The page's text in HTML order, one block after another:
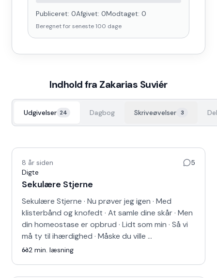
Publiceret: 0Afgivet: 0Modtaget: 0
Beregnet for seneste100 dage
Indhold fra Zakarias Suviér
Udgivelser 24 Dagbog Skriveøvelser 3
8 år siden
5
Digte
Sekulære Stjerne
Sekulære Stjerne · Nu prøver jeg igen · Med
klisterbånd og knofedt · At samle dine skår · Men
din homeostase er opbrud · Lidt som min · Så vi
må ty til ihærdighed · Måske du ville …
2 min. læsning